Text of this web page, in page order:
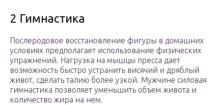
2 Гимнастика
Послеродовое восстановление фигуры в домашних
условиях предполагает использование физических
упражнений. Нагрузка на мышцы пресса дает
возможность быстро устранить висячий и дряблый
живот, сделать талию более узкой. Мужчине силовая
гимнастика позволяет уменьшить объем живота и
количество жира на нем.